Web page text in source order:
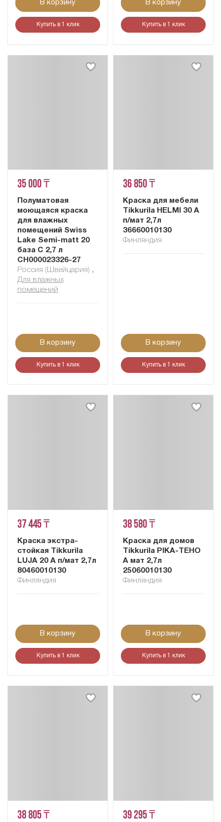
В корзину
Купить в 1 клик
В корзину
Купить в 1 клик
35 000 ₸
Полуматовая
моющаяся краска
для влажных
помещений Swiss
Lake Semi-matt 20
база C 2,7 л
СН000023326-27
Россия (Швейцария) ,
Для влажных
помещений
В корзину
Купить в 1 клик
36 850 ₸
Краска для мебели
Tikkurila HELMI 30 A
п/мат 2,7л
36660010130
Финляндия
В корзину
Купить в 1 клик
37 445 ₸
Краска экстра-
стойкая Tikkurila
LUJA 20 A п/мат 2,7л
80460010130
Финляндия
В корзину
Купить в 1 клик
38 580 ₸
Краска для домов
Tikkurila PIKA-TEHO
A мат 2,7л
25060010130
Финляндия
В корзину
Купить в 1 клик
38 805 ₸ 39 295 ₸